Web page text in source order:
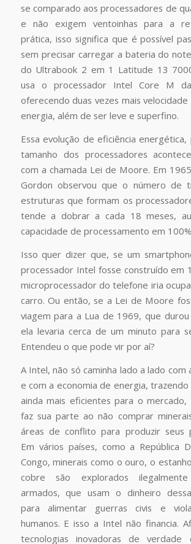
se comparado aos processadores de
e não exigem ventoinhas para a
prática, isso significa que é possível
sem precisar carregar a bateria do
do Ultrabook 2 em 1 Latitude 13
usa o processador Intel Core M
oferecendo duas vezes mais
energia, além de ser leve e superfino.
Essa evolução de eficiência
tamanho dos processadores
com a chamada Lei de Moore. Em
Gordon observou que o número de
estruturas que formam os
tende a dobrar a cada 18 meses,
capacidade de processamento em
Isso quer dizer que, se um
processador Intel fosse construído em
microprocessador do telefone iria
carro. Ou então, se a Lei de Moore
viagem para a Lua de 1969, que
ela levaria cerca de um minuto para
Entendeu o que pode vir por aí?
A Intel, não só caminha lado a lado
e com a economia de energia,
ainda mais eficientes para o
faz sua parte ao não comprar
áreas de conflito para produzir seus
Em vários países, como a República
Congo, minerais como o ouro, o
cobre são explorados
armados, que usam o dinheiro
para alimentar guerras civis e
humanos. E isso a Intel não financia.
tecnologias inovadoras de